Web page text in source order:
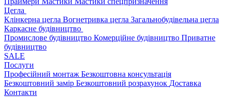
Цегла
Клінкерна цегла Вогнетривка цегла Загальнобудівельна цегла
Каркасне будівництво
Промислове будівництво Комерційне будівництво Приватне
будівництво
SALE
Послуги
Професійний монтаж Безкоштовна консультація
Безкоштовний замір Безкоштовний розрахунок Доставка
Контакти